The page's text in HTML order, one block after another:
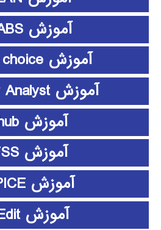
آموزش ETABS
آموزش expert choice
آموزش Frontier Analyst
آموزش github
آموزش HFSS
آموزش HSPICE
آموزش L-Edit